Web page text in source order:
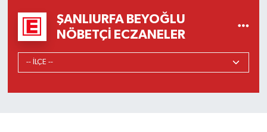
ŞANLIURFA BEYOĞLU
NÖBETÇI ECZANELER